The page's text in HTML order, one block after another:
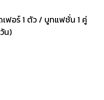
เฟอร์ 1 ตัว / บูทแฟชั่น 1 คู่
น)